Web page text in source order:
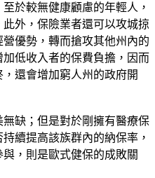
於較無健康顧慮的年輕人，
外，保險業者還可以攻城掠
優勢，轉而搶攻其他州內的
低收入者的保費負擔，因而
還會增加窮人州的政府開
缺；但是對於剛擁有醫療保
續提高該族群內的納保率，
，則是歐式健保的成敗關